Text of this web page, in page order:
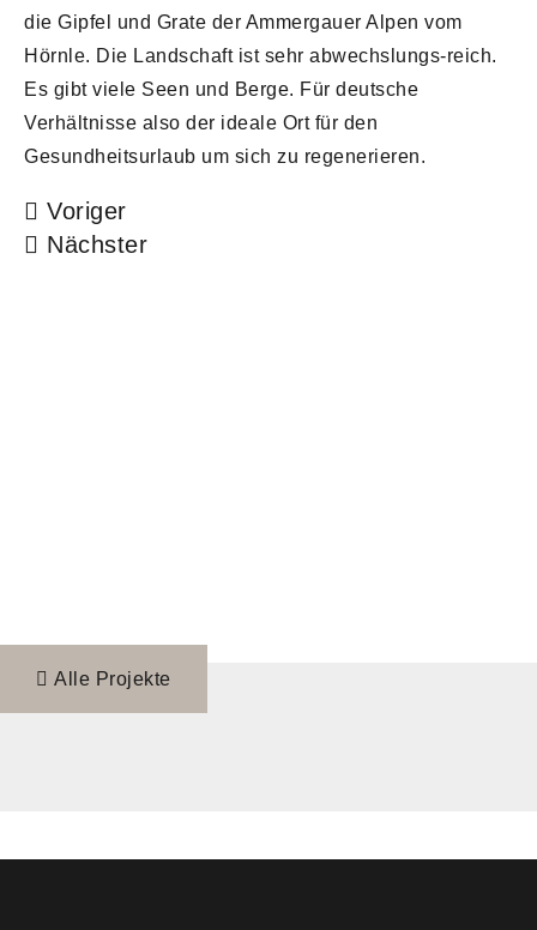
die Gipfel und Grate der Ammergauer Alpen vom
Hörnle. Die Landschaft ist sehr abwechslungs-reich.
Es gibt viele Seen und Berge. Für deutsche
Verhältnisse also der ideale Ort für den
Gesundheitsurlaub um sich zu regenerieren.
Voriger
Nächster
Alle Projekte